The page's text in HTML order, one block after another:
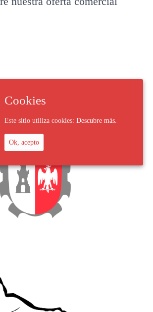
Cookies
Este sitio utiliza cookies: Descubre más.
Ok, acepto